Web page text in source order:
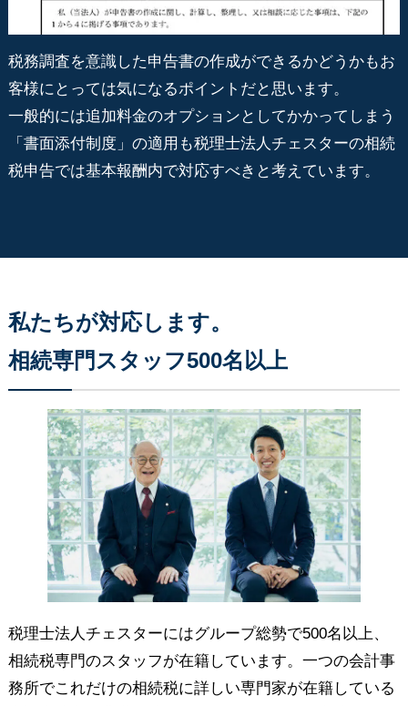
税務調査を意識した申告書の作成ができるかどうかもお
客様にとっては気になるポイントだと思います。
一般的には追加料金のオプションとしてかかってしまう
「書面添付制度」の適用も税理士法人チェスターの相続
税申告では基本報酬内で対応すべきと考えています。
私たちが対応します。
相続専門スタッフ500名以上
税理士法人チェスターにはグループ総勢で500名以上、
相続税専門のスタッフが在籍しています。一つの会計事
務所でこれだけの相続税に詳しい専門家が在籍している